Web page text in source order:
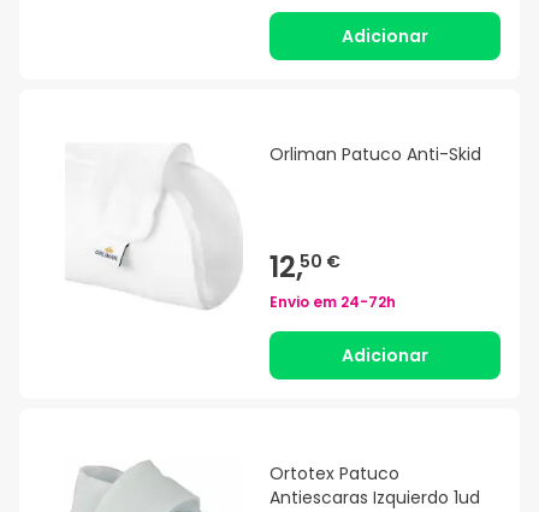
Adicionar
Orliman Patuco Anti-Skid
12,50 €
Envio em 24-72h
Adicionar
Ortotex Patuco
Antiescaras Izquierdo 1ud